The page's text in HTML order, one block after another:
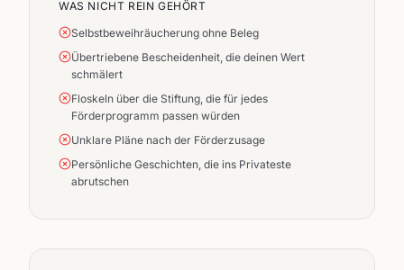
WAS NICHT REIN GEHÖRT
Selbstbeweihräucherung ohne Beleg
Übertriebene Bescheidenheit, die deinen Wert
schmälert
Floskeln über die Stiftung, die für jedes
Förderprogramm passen würden
Unklare Pläne nach der Förderzusage
Persönliche Geschichten, die ins Privateste
abrutschen